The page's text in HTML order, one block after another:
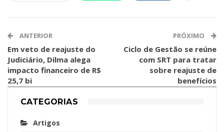
ANTERIOR
Em veto de reajuste do
Judiciário, Dilma alega
impacto financeiro de R$
25,7 bi
PRÓXIMO
Ciclo de Gestão se reúne
com SRT para tratar
sobre reajuste de
benefícios
CATEGORIAS
Artigos